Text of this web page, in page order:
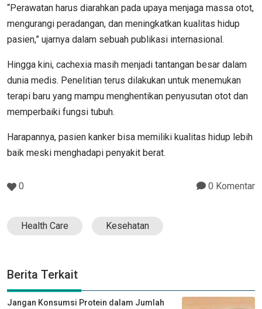
“Perawatan harus diarahkan pada upaya menjaga massa otot,
mengurangi peradangan, dan meningkatkan kualitas hidup
pasien,” ujarnya dalam sebuah publikasi internasional.
Hingga kini, cachexia masih menjadi tantangan besar dalam
dunia medis. Penelitian terus dilakukan untuk menemukan
terapi baru yang mampu menghentikan penyusutan otot dan
memperbaiki fungsi tubuh.
Harapannya, pasien kanker bisa memiliki kualitas hidup lebih
baik meski menghadapi penyakit berat.
0 0 Komentar
Health Care Kesehatan
Berita Terkait
Jangan Konsumsi Protein dalam Jumlah